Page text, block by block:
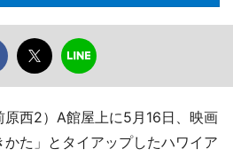
西2）A館屋上に5月16日、映画
かた」とタイアップしたハワイア